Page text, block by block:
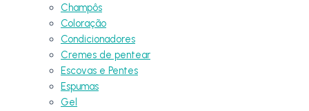
Champôs
Coloração
Condicionadores
Cremes de pentear
Escovas e Pentes
Espumas
Gel